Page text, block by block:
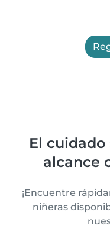
El
alcance
¡Encuentre
niñeras